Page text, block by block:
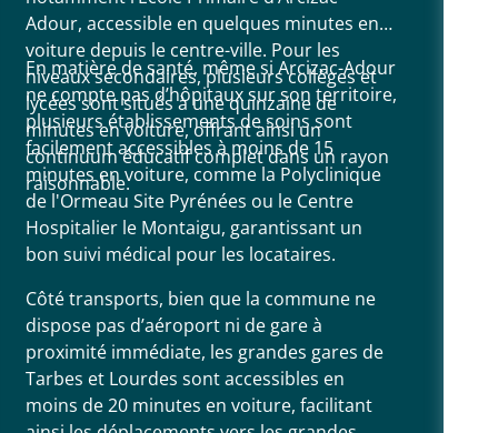
Adour, accessible en quelques minutes en
voiture depuis le centre-ville. Pour les
niveaux secondaires, plusieurs collèges et
lycées sont situés à une quinzaine de
minutes en voiture, offrant ainsi un
continuum éducatif complet dans un rayon
raisonnable.
En matière de santé, même si Arcizac-Adour
ne compte pas d’hôpitaux sur son territoire,
plusieurs établissements de soins sont
facilement accessibles à moins de 15
minutes en voiture, comme la Polyclinique
de l'Ormeau Site Pyrénées ou le Centre
Hospitalier le Montaigu, garantissant un
bon suivi médical pour les locataires.
Côté transports, bien que la commune ne
dispose pas d’aéroport ni de gare à
proximité immédiate, les grandes gares de
Tarbes et Lourdes sont accessibles en
moins de 20 minutes en voiture, facilitant